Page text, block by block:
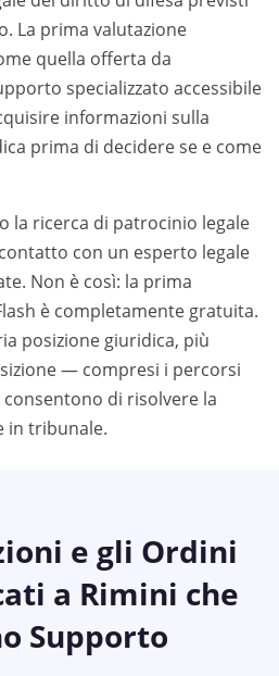
La prima valutazione
quella offerta da
specializzato accessibile
informazioni sulla
prima di decidere se e come
la ricerca di patrocinio legale
con un esperto legale
Non è così: la prima
è completamente gratuita.
posizione giuridica, più
— compresi i percorsi
di risolvere la
in tribunale.
e gli Ordini
a Rimini che
Supporto